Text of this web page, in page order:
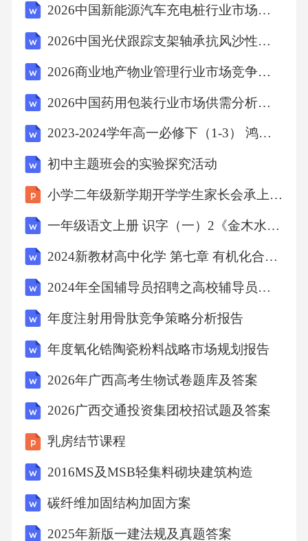
2026中国新能源汽车充电桩行业市场现状建设规划投资分析规划分析研究报告
2026中国光伏跟踪支架轴承抗风沙性能测试与选型指南报告
2026商业地产物业管理行业市场竞争分析投资合理规划风险评估发展科学研究内容
2026中国药用包装行业市场供需分析及投资评估规划分析研究报告
2023-2024学年高一必修下（1-3） 鸿门宴（教学设计）
初中主题班会的实验探究活动
小学二年级新学期开学学生家长会承上启下的二年级模板
一年级语文上册 识字（一）2《金木水火土》教学设计 新人教版
2024新教材高中化学 第七章 有机化合物 第一节 第一课时 烷烃的结构教案 新人教版第二册
2024年全国辅导员招聘之高校辅导员招聘考试黑金提分题（详细参考解析）484x - 教师资格考试备考秘籍
年度注射用骨肽竞争策略分析报告
年度氧化锆陶瓷粉料战略市场规划报告
2026年广西高考生物试卷题库及答案
2026广西交通投资集团校招试题及答案
乳房结节课程
2016MS及MSB轻集料砌块建筑构造
碳纤维加固结构加固方案
2025年新版一建法规及真题答案